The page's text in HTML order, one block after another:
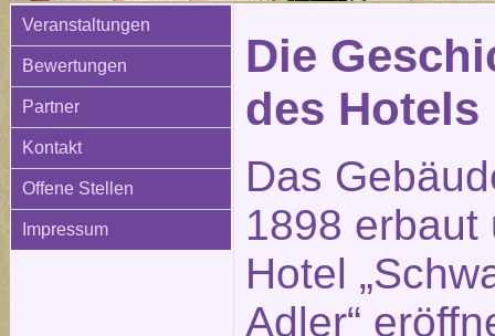
Veranstaltungen
Bewertungen
Partner
Kontakt
Offene Stellen
Impressum
Die
des Hotels
Das
1898 erbaut
Hotel
Adler“